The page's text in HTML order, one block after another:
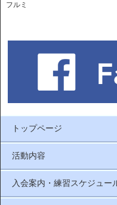
フルミ
トップページ
活動内容
入会案内・練習スケジュー